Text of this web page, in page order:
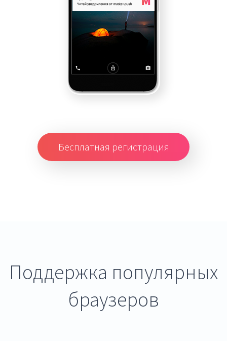
Бесплатная регистрация
Поддержка популярных
браузеров